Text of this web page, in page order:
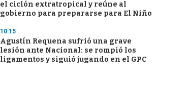
el ciclón extratropical y reúne al
gobierno para prepararse para El Niño
10:15
Agustín Requena sufrió una grave
lesión ante Nacional: se rompió los
ligamentos y siguió jugando en el GPC